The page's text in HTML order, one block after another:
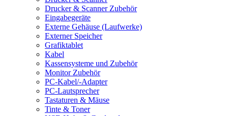
Drucker & Scanner Zubehör
Eingabegeräte
Externe Gehäuse (Laufwerke)
Externer Speicher
Grafiktablet
Kabel
Kassensysteme und Zubehör
Monitor Zubehör
PC-Kabel/-Adapter
PC-Lautsprecher
Tastaturen & Mäuse
Tinte & Toner